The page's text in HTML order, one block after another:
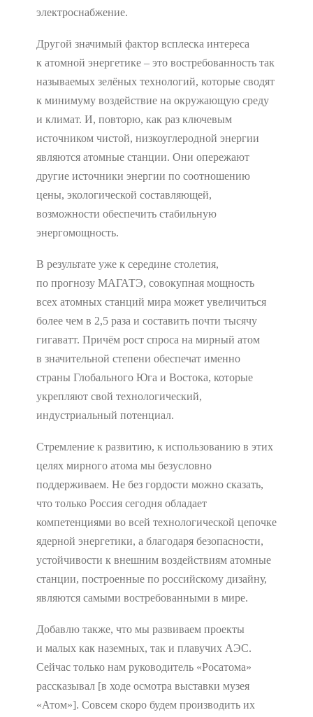
электроснабжение.
Другой значимый фактор всплеска интереса
к атомной энергетике – это востребованность так
называемых зелёных технологий, которые сводят
к минимуму воздействие на окружающую среду
и климат. И, повторю, как раз ключевым
источником чистой, низкоуглеродной энергии
являются атомные станции. Они опережают
другие источники энергии по соотношению
цены, экологической составляющей,
возможности обеспечить стабильную
энергомощность.
В результате уже к середине столетия,
по прогнозу МАГАТЭ, совокупная мощность
всех атомных станций мира может увеличиться
более чем в 2,5 раза и составить почти тысячу
гигаватт. Причём рост спроса на мирный атом
в значительной степени обеспечат именно
страны Глобального Юга и Востока, которые
укрепляют свой технологический,
индустриальный потенциал.
Стремление к развитию, к использованию в этих
целях мирного атома мы безусловно
поддерживаем. Не без гордости можно сказать,
что только Россия сегодня обладает
компетенциями во всей технологической цепочке
ядерной энергетики, а благодаря безопасности,
устойчивости к внешним воздействиям атомные
станции, построенные по российскому дизайну,
являются самыми востребованными в мире.
Добавлю также, что мы развиваем проекты
и малых как наземных, так и плавучих АЭС.
Сейчас только нам руководитель «Росатома»
рассказывал [в ходе осмотра выставки музея
«Атом»]. Совсем скоро будем производить их